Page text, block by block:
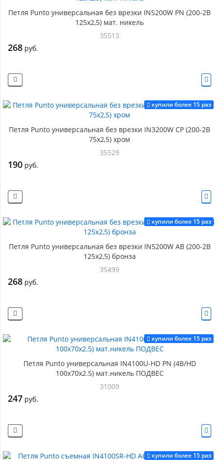
Петля Punto универсальная без врезки IN5200W PN (200-2B
125x2,5) мат. никель
35513
268 руб.
купили более 15 раз
Петля Punto универсальная без врезки IN3200W CP (200-2B
75x2,5) хром
35529
190 руб.
купили более 15 раз
Петля Punto универсальная без врезки IN5200W AB (200-2B
125x2,5) бронза
35499
268 руб.
купили более 15 раз
Петля Punto универсальная IN4100U-HD PN (4B/HD
100х70х2.5) мат.никель ПОДВЕС
31009
247 руб.
купили более 15 раз